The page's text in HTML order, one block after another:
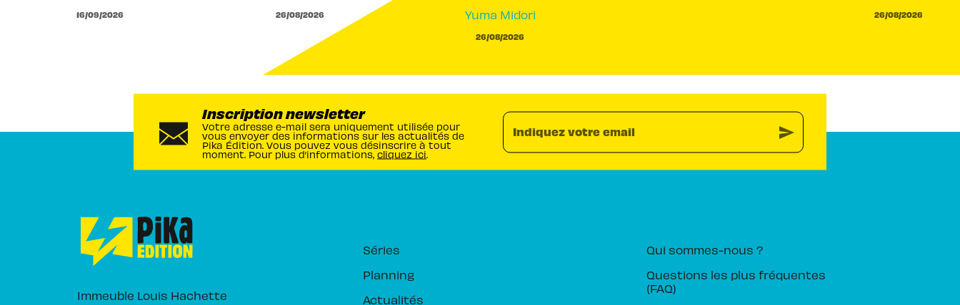
16/09/2026 26/08/2026 Yuma Midori
26/08/2026
26/08/2026
Inscription newsletter
Votre adresse e-mail sera uniquement utilisée pour
vous envoyer des informations sur les actualités de
Pika Édition. Vous pouvez vous désinscrire à tout
moment. Pour plus d’informations, cliquez ici.
Indiquez votre email send
Immeuble Louis Hachette
Séries
Planning
Actualités
Qui sommes-nous ?
Questions les plus fréquentes
(FAQ)